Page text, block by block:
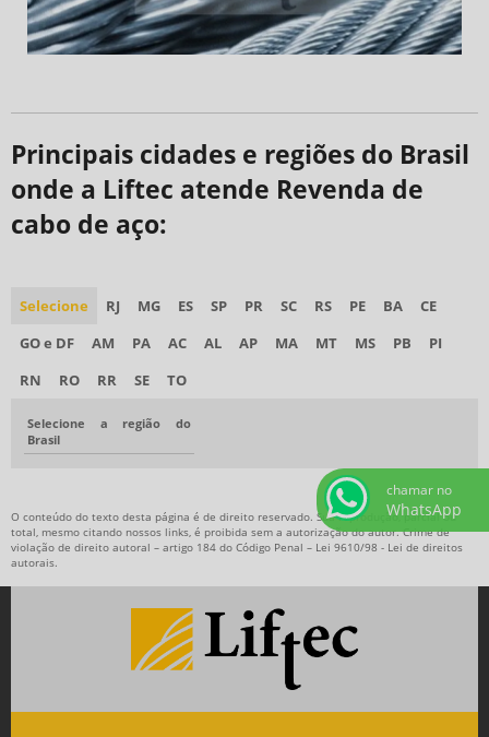
Principais cidades e regiões do Brasil
onde a Liftec atende Revenda de
cabo de aço:
Selecione RJ MG ES SP PR SC RS PE BA
CE
GO e DF
AM PA AC AL AP MA MT MS PB
PI
RN
RO RR SE TO
Selecione a região do
Brasil
O conteúdo do texto desta página é de direito reservado. Sua reprodução, parcial ou
total, mesmo citando nossos links, é proibida sem a autorização do autor. Crime de
violação de direito autoral – artigo 184 do Código Penal – Lei 9610/98 - Lei de direitos
autorais.
chamar no
WhatsApp